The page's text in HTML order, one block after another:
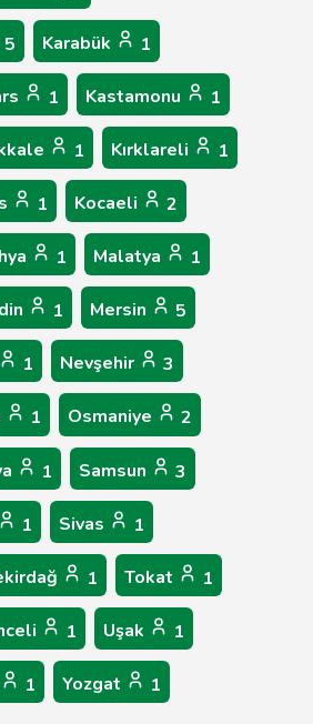
5 Karabük 1
1 Kastamonu 1
1 Kırklareli 1
1 Kocaeli 2
1 Malatya 1
1 Mersin 5
1 Nevşehir 3
1 Osmaniye 2
1 Samsun 3
1 Sivas 1
1 Tokat 1
1 Uşak 1
1 Yozgat 1